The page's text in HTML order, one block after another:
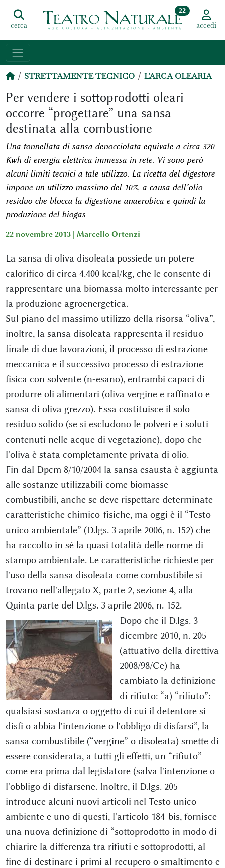
cerca
22
accedi
STRETTAMENTE TECNICO L'ARCA OLEARIA
Per vendere i sottoprodotti oleari
occorre “progettare” una sansa
destinata alla combustione
Una tonnellata di sansa denocciolata equivale a circa 320
Kwh di energia elettrica immessa in rete. Vi sono però
alcuni limiti tecnici a tale utilizzo. La ricetta del digestore
impone un utilizzo massimo del 10%, a causa dell’olio
residuo che blocca la digestione anaerobica e quindi la
produzione del biogas
22 novembre 2013 | Marcello Ortenzi
La sansa di oliva disoleata possiede un potere
calorifico di circa 4.400 kcal/kg, che le consente di
rappresentare una biomassa molto interessante per
la produzione agroenergetica.
Sul piano del massimo utilizzo della risorsa “oliva”,
inoltre, la sansa disoleata rappresenta il residuo
finale di due lavorazioni, il processo di estrazione
meccanica e il successivo processo di estrazione
fisica con solvente (n-esano), entrambi capaci di
produrre oli alimentari (oliva vergine e raffinato e
sansa di oliva grezzo). Essa costituisce il solo
residuo solido (se si escludono le polveri e i soluti
contenuti nelle acque di vegetazione), dopo che
l'oliva è stata completamente privata di olio.
Fin dal Dpcm 8/10/2004 la sansa esausta è aggiunta
alle sostanze utilizzabili come biomasse
combustibili, anche se deve rispettare determinate
caratteristiche chimico-fisiche, ma oggi è il “Testo
unico ambientale” (D.lgs. 3 aprile 2006, n. 152) che
ha raccolto in sé la quasi totalità delle norme di
stampo ambientale. Le caratteristiche richieste per
l'uso della sansa disoleata come combustibile si
trovano nell'allegato X, parte 2, sezione 4, alla
Quinta parte del D.lgs. 3 aprile 2006, n. 152.
Dopo che il D.lgs. 3
dicembre 2010, n. 205
(attuativo della direttiva
2008/98/Ce) ha
cambiato la definizione
di rifiuto: “a) “rifiuto”:
qualsiasi sostanza o oggetto di cui il detentore si
disfi o abbia l'intenzione o l'obbligo di disfarsi”, la
sansa combustibile (“vergine” o disoleata) smette di
essere considerata, a tutti gli effetti, un “rifiuto”
come era prima dal legislatore (salva l'intenzione o
l'obbligo di disfarsene. Inoltre, il D.lgs. 205
introduce alcuni nuovi articoli nel Testo unico
ambiente e uno di questi, l'articolo 184-bis, fornisce
una nuova definizione di “sottoprodotto in modo di
chiarire la differenza tra rifiuti e sottoprodotti, al
fine di destinare i primi al recupero o smaltimento e